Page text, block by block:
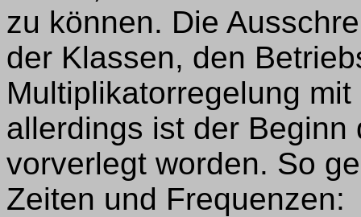
zu können. Die
der Klassen, den
Multiplikatorregelung
allerdings ist der
vorverlegt worden. So
Zeiten und Frequenzen: